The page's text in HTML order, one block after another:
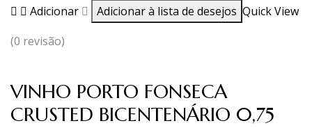
Adicionar Adicionar à lista de desejos Quick View
(0 revisão)
VINHO PORTO FONSECA
CRUSTED BICENTENÁRIO 0,75